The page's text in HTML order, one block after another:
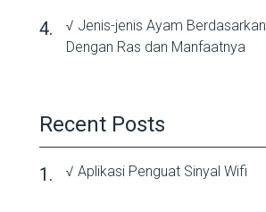
√ Jenis-jenis Ayam Berdasarkan
Dengan Ras dan Manfaatnya
Recent Posts
√ Aplikasi Penguat Sinyal Wifi